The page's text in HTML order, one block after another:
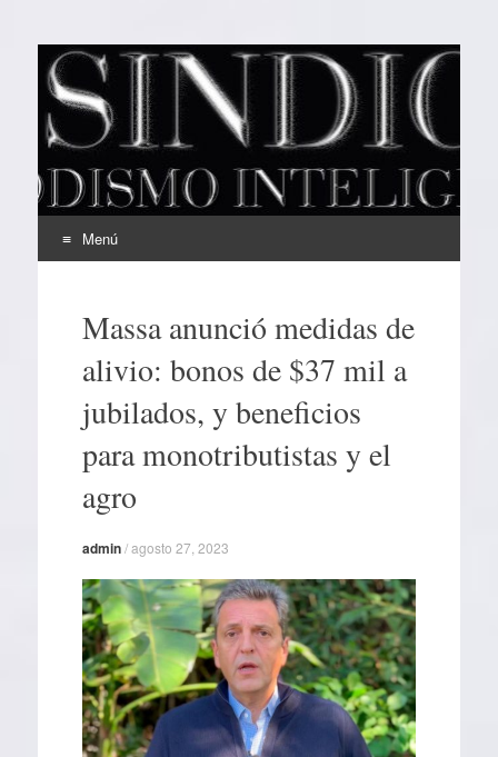
EL SINDICAL
Periodismo Inteligente
Menú
contenidoMassa anunció medidas de
alivio: bonos de $37 mil a
jubilados, y beneficios
para monotributistas y el
agro
admin/agosto 27, 2023